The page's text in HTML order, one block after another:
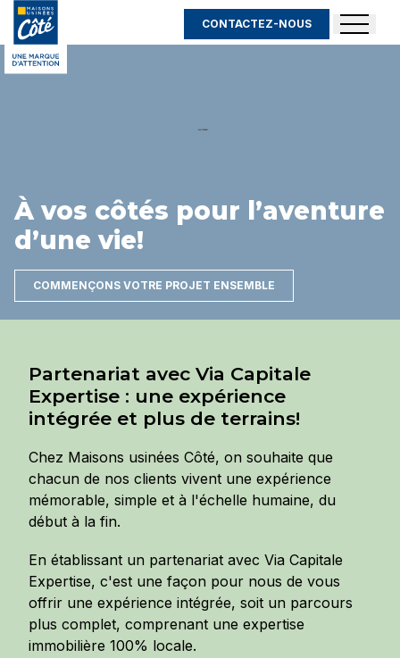
CONTACTEZ-NOUS
À vos côtés pour l’aventure
d’une vie!
COMMENÇONS VOTRE PROJET ENSEMBLE
Partenariat avec Via Capitale
Expertise : une expérience
intégrée et plus de terrains!
Chez Maisons usinées Côté, on souhaite que
chacun de nos clients vivent une expérience
mémorable, simple et à l'échelle humaine, du
début à la fin.
En établissant un partenariat avec Via Capitale
Expertise, c'est une façon pour nous de vous
offrir une expérience intégrée, soit un parcours
plus complet, comprenant une expertise
immobilière 100% locale.